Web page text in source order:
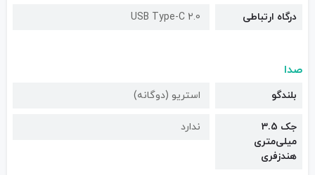
درگاه ارتباطی USB Type-C 2.0
صدا
بلندگو استریو (دوگانه)
جک 3.5
میلی‌متری
هندزفری
ندارد